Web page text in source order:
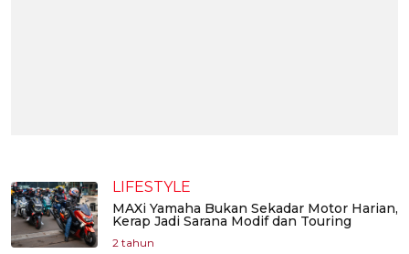
LIFESTYLE
MAXi Yamaha Bukan Sekadar Motor Harian,
Kerap Jadi Sarana Modif dan Touring
2 tahun